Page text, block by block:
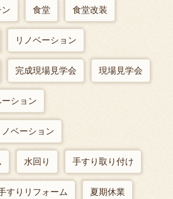
食堂 食堂改装
リノベーション
完成現場見学会 現場見学会
ション
ベーション
水回り 手すり取り付け
すりリフォーム 夏期休業